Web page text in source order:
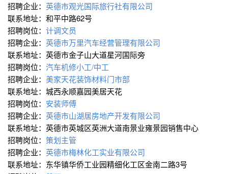
招聘企业： 英德市观光国际旅行社有限公司
联系地址：和平中路62号
招聘岗位： 计调文员
招聘企业： 英德市万里汽车经营管理有限公司
联系地址：英德市金子山大道星河国际旁
招聘岗位： 汽车机修小工/中工
招聘企业： 美家天花装饰材料门市部
联系地址：城西永顺嘉园美居天花
招聘岗位： 安装师傅
招聘企业： 英德市山湖居房地产开发有限公司
联系地址：英德市英城区英洲大道南景业雍景园销售中心
招聘岗位： 策划主管
招聘企业： 英德市梅林化工实业有限公司
联系地址：东华镇华侨工业园精细化工区金南二路3号